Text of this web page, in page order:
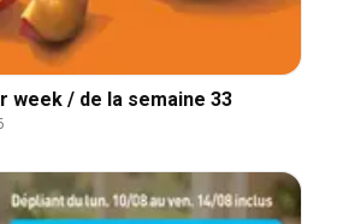
week / de la semaine 33